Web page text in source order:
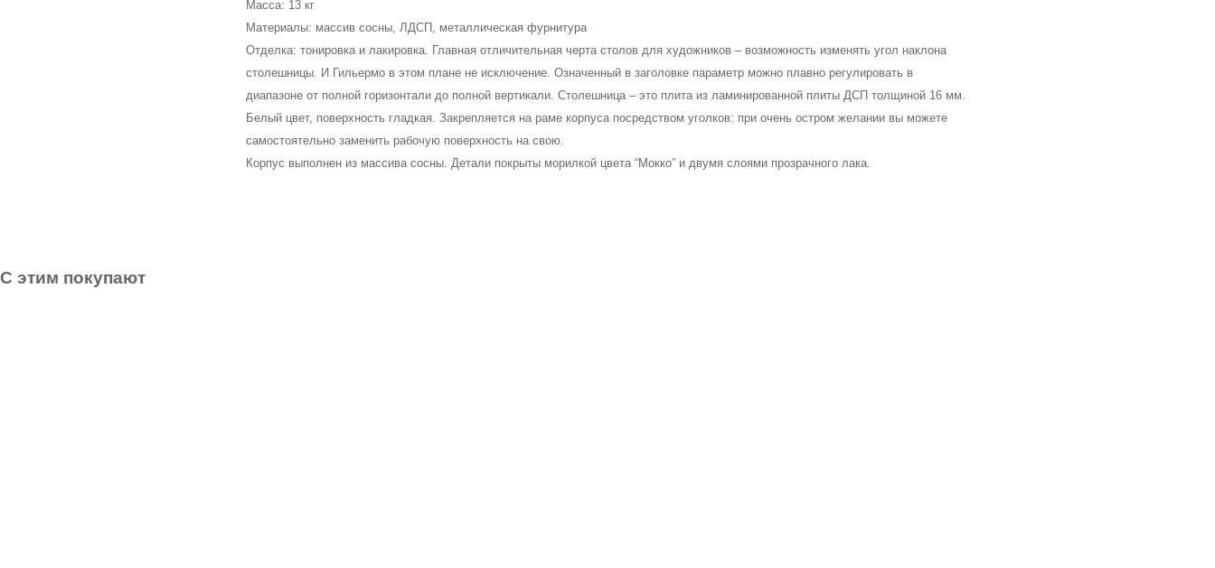
Масса: 13 кг
Материалы: массив сосны, ЛДСП, металлическая фурнитура
Отделка: тонировка и лакировка. Главная отличительная черта столов для художников – возможность изменять угол наклона
столешницы. И Гильермо в этом плане не исключение. Означенный в заголовке параметр можно плавно регулировать в
диапазоне от полной горизонтали до полной вертикали. Столешница – это плита из ламинированной плиты ДСП толщиной 16 мм.
Белый цвет, поверхность гладкая. Закрепляется на раме корпуса посредством уголков: при очень остром желании вы можете
самостоятельно заменить рабочую поверхность на свою.
С этим покупают